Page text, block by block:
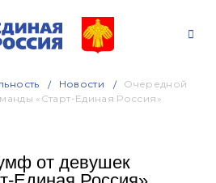
Новости
Очередной
«Старт-Единая Россия»
от девушек